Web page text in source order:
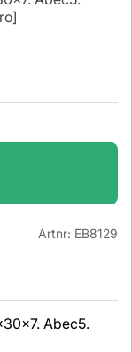
Artnr: EB8129
Abec5.